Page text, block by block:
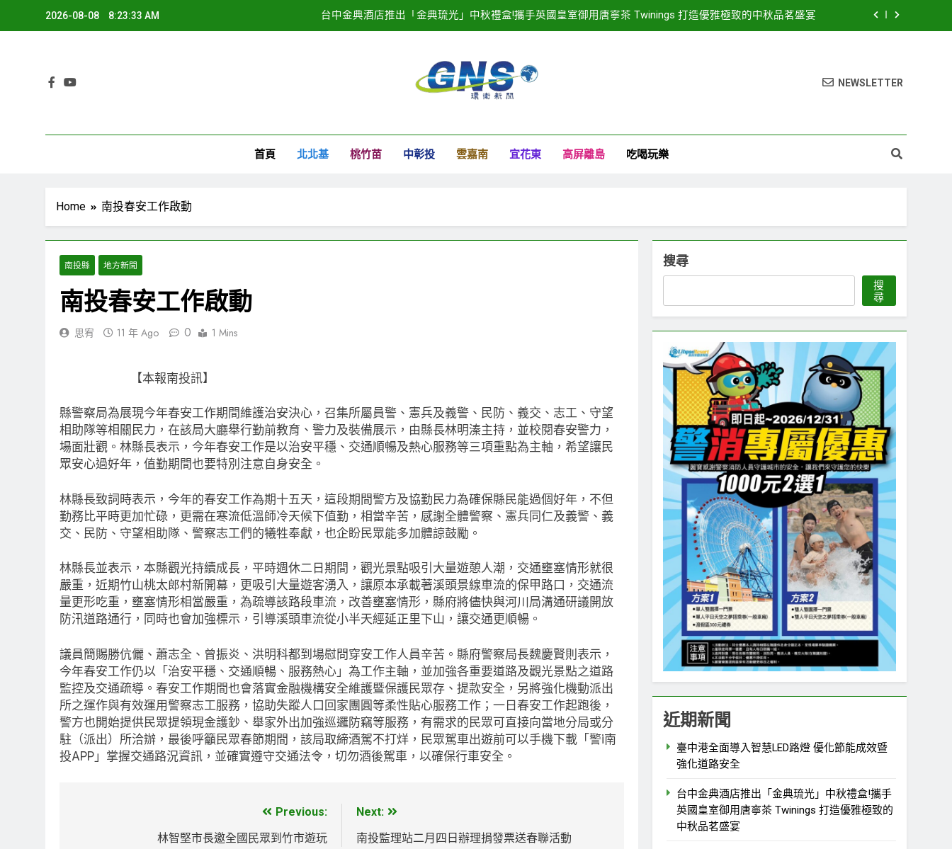
2026-08-08 8:23:34 AM 台中金典酒店推出「金典琉光」中秋禮盒!攜手英國皇室御用唐寧茶 Twinings 打造優雅極致的中秋品茗盛宴
2025濱海搖滾音樂祭記者會隆重登場！豪華卡司強勢公布 點燃台中海線夏日熱潮 NEWSLETTER
首頁 北北基 桃竹苗 中彰投 雲嘉南 宜花東 高屏離島 吃喝玩樂
Home 南投春安工作啟動
南投縣 地方新聞
南投春安工作啟動
思宥 11 年 Ago 0 1 Mins
【本報南投訊】
縣警察局為展現今年春安工作期間維護治安決心，召集所屬員警、憲兵及義警、民防、義交、志工、守望
相助隊等相關民力，在該局大廳舉行勤前教育、警力及裝備展示，由縣長林明溱主持，並校閱春安警力，
場面壯觀。林縣長表示，今年春安工作是以治安平穩、交通順暢及熱心服務等三項重點為主軸，希望讓民
眾安心過好年，值勤期間也要特別注意自身安全。
林縣長致詞時表示，今年的春安工作為期十五天，這段期間警方及協勤民力為確保縣民能過個好年，不但
勤務比平時更加忙碌，更需在寒流低溫師冷天候下值勤，相當辛苦，感謝全體警察、憲兵同仁及義警、義
交、民防、守望相助隊、警察志工們的犧牲奉獻，也企盼民眾能多加體諒鼓勵。
林縣長並表示，本縣觀光持續成長，平時週休二日期間，觀光景點吸引大量遊憩人潮，交通壅塞情形就很
嚴重，近期竹山桃太郎村新開幕，更吸引大量遊客湧入，讓原本承載著溪頭景線車流的保甲路口，交通流
量更形吃重，壅塞情形相當嚴重，為疏導該路段車流，改善壅塞情形，縣府將儘快與河川局溝通研議開放
防汛道路通行，同時也會加強標示，引導溪頭車流從小半天經延正里下山，讓交通更順暢。
議員簡賜勝伉儷、蕭志全、曾振炎、洪明科都到場慰問穿安工作人員辛苦。縣府警察局長魏慶賢則表示，
今年春安工作仍以「治安平穩、交通順暢、服務熱心」為工作主軸，並加強各重要道路及觀光景點之道路
監控及交通疏導。春安工作期間也會落實金融機構安全維護暨保護民眾存、提款安全，另將強化機動派出
所之運作與有效運用警察志工服務，協助失蹤人口回家團圓等柔性貼心服務工作；一日春安工作起跑後，
警方也開始提供民眾提領現金護鈔、舉家外出加強巡邏防竊等服務，有需求的民眾可直接向當地分局或分
駐（派出）所洽辦，最後呼籲民眾春節期間，該局取締酒駕不打烊，民眾駕車出遊前可以手機下載「警i南
投APP」掌握交通路況資訊，並確實遵守交通法令，切勿酒後駕車，以確保行車安全。
Previous:
林智堅市長邀全國民眾到竹市遊玩
Next:
南投監理站二月四日辦理捐發票送春聯活動
搜尋
搜
尋
近期新聞
臺中港全面導入智慧LED路燈 優化節能成效暨
強化道路安全
台中金典酒店推出「金典琉光」中秋禮盒!攜手
英國皇室御用唐寧茶 Twinings 打造優雅極致的
中秋品茗盛宴